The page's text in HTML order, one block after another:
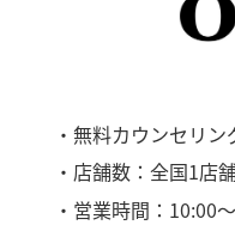
・無料カウンセリン
・店舗数：全国1店
・営業時間：10:00